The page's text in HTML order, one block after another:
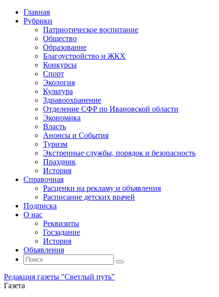
Главная
Рубрики
Патриотическое воспитание
Общество
Образование
Благоустройство и ЖКХ
Конкурсы
Спорт
Экология
Культура
Здравоохранение
Отделение СФР по Ивановской области
Экономика
Власть
Анонсы и События
Туризм
Экстренные службы, порядок и безопасность
Праздник
История
Справочная
Расценки на рекламу и объявления
Расписание детских врачей
Подписка
О нас
Реквизиты
Госзадание
История
Объявления
Поиск
Искать:
Поиск
Редакция газеты "Светлый путь"
Газета